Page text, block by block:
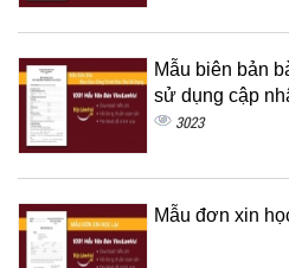
Mẫu biên bản
sử dụng cập
3023
Mẫu đơn xin